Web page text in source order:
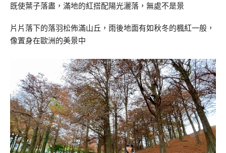
既使葉子落盡，滿地的紅搭配陽光灑落，無處不是景
片片落下的落羽松佈滿山丘，雨後地面有如秋冬的楓紅一般，
像置身在歐洲的美景中